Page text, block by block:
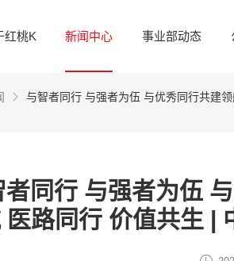
红桃K 新闻中心 事业部动态
与智者同行 与强者为伍 与优秀同行共建
者同行 与强者为伍
医路同行 价值共生 |